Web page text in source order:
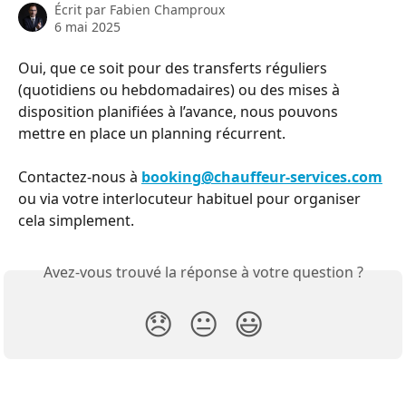
Écrit par Fabien Champroux
6 mai 2025
Oui, que ce soit pour des transferts réguliers
(quotidiens ou hebdomadaires) ou des mises à
disposition planifiées à l’avance, nous pouvons
mettre en place un planning récurrent.
Contactez-nous à booking@chauffeur-services.com
ou via votre interlocuteur habituel pour organiser
cela simplement.
Avez-vous trouvé la réponse à votre question ?
😞 😐 😃